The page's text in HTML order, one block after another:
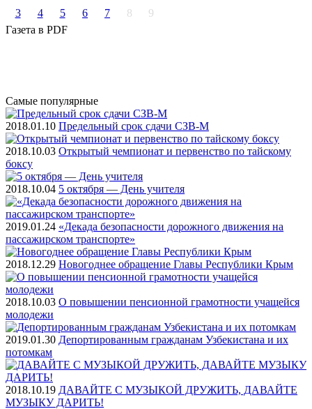
3
4 5 6 7 8
9
Газета в PDF
Самые популярные
2018.01.10 Предельный срок сдачи СЗВ-М
2018.10.03 Открытый чемпионат и первенство по тайскому
боксу
2018.10.04 5 октября — День учителя
2019.01.24 «Декада безопасности дорожного движения на
пассажирском транспорте»
2018.12.29 Новогоднее обращение Главы Республики Крым
2018.10.03 О повышении пенсионной грамотности учащейся
молодежи
2019.01.30 Депортированным гражданам Узбекистана и их
потомкам
2018.10.19 ДАВАЙТЕ С МУЗЫКОЙ ДРУЖИТЬ, ДАВАЙТЕ
МУЗЫКУ ДАРИТЬ!